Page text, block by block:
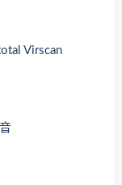
Virscan